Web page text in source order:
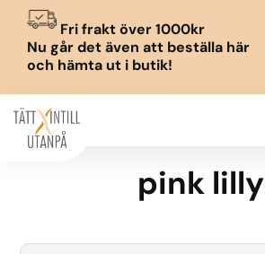
Fri frakt över 1000kr
Nu går det även att beställa här
och hämta ut i butik!
pink lilly